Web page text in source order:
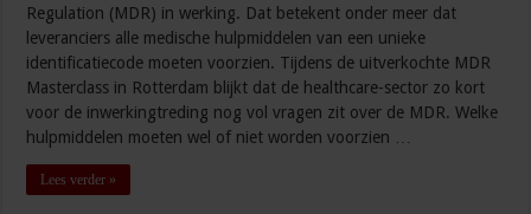
Regulation (MDR) in werking. Dat betekent onder meer dat
leveranciers alle medische hulpmiddelen van een unieke
identificatiecode moeten voorzien. Tijdens de uitverkochte MDR
Masterclass in Rotterdam blijkt dat de healthcare-sector zo kort
voor de inwerkingtreding nog vol vragen zit over de MDR. Welke
hulpmiddelen moeten wel of niet worden voorzien …
Lees verder »